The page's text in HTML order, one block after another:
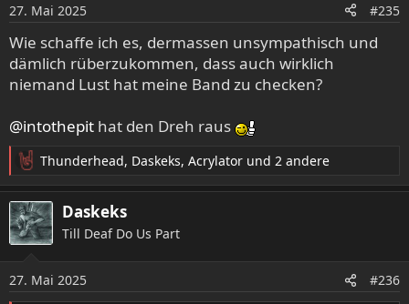
n
e
n
:
27. Mai 2025 #235
Wie schaffe ich es, dermassen unsympathisch und
dämlich rüberzukommen, dass auch wirklich
niemand Lust hat meine Band zu checken?
@intothepit hat den Dreh raus
R
e
a
k
t
n
Thunderhead, Daskeks, Acrylator und 2 andere
Daskeks
Till Deaf Do Us Part
27. Mai 2025 #236